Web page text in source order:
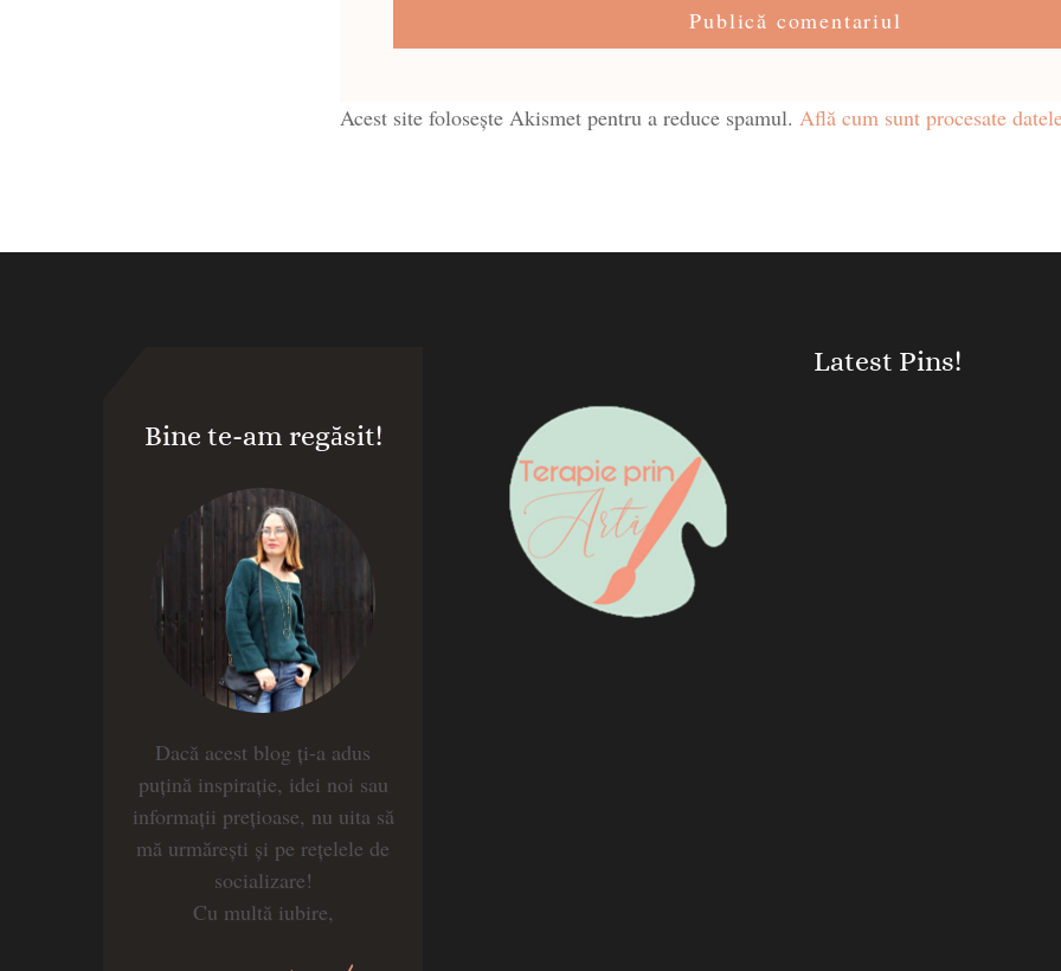
Acest site folosește Akismet pentru a reduce spamul. Află cum sunt procesate
Bine te-am regăsit!
Dacă acest blog ți-a adus
puțină inspirație, idei noi sau
informații prețioase, nu uita să
mă urmărești și pe rețelele de
socializare!
Cu multă iubire,
Latest Pins!